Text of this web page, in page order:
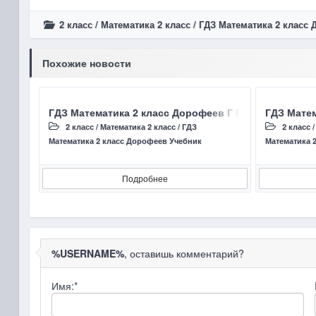
2 класс/ Математика 2 класс/ ГДЗ Математика 2 класс
Похожие новости
ГДЗ Математика 2 класс Дорофеев Г В, Миракова Т
2 класс/ Математика 2 класс/ ГДЗ
Математика 2 класс Дорофеев Учебник
Подробнее
ГДЗ
2 класс/
Математика
%USERNAME%, оставишь комментарий?
Имя:*